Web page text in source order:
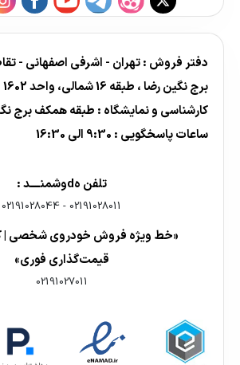
دفتر فروش : تهران - اشرفی اصفهانی -
برج نگین رضا ، طبقه 16 شمالی، واحد 1602
کارشناسی و نمایشگاه : طبقه همکف برج
ساعات پاسخگویی : 9:30 الی 16:30
تلفن هdوشمنــــد :
02191028011
-
02191028044
«خط ویژه فروش خودروی شخصی |
قیمت‌گذاری فوری»
02191027011